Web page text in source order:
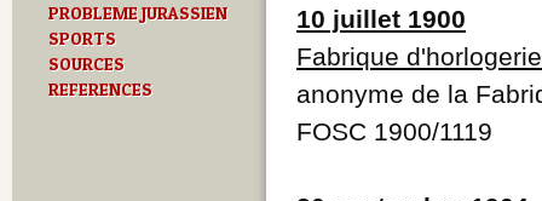
T
Textes
U
Z
PROBLEME JURASSIEN
SPORTS
SOURCES
REFERENCES
10 juillet 1900
Fabrique
anonyme de la
FOSC 1900/1119